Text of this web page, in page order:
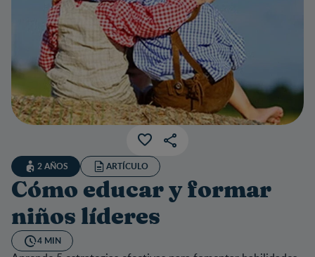
2 AÑOS ARTÍCULO
Cómo educar y formar
niños líderes
4 MIN